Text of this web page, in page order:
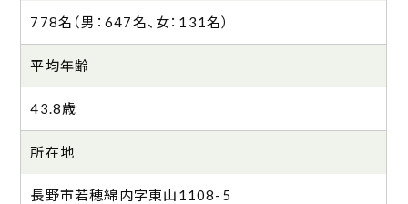
778名（男：647名、女：131名）
平均年齢
43.8歳
所在地
長野市若穂綿内字東山1108-5